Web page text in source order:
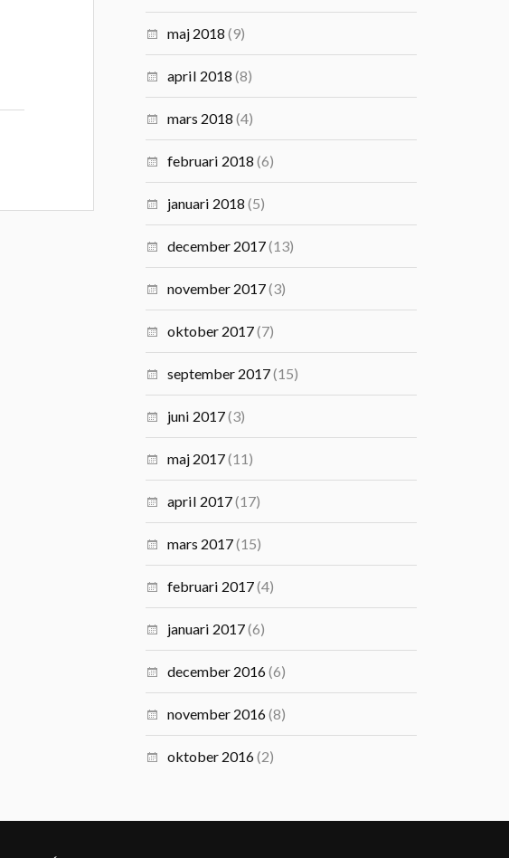
maj 2018 (9)
april 2018 (8)
mars 2018 (4)
februari 2018 (6)
januari 2018 (5)
december 2017(13)
november 2017(3)
oktober 2017(7)
september 2017(15)
juni 2017(3)
maj 2017(11)
april 2017(17)
mars 2017(15)
februari 2017(4)
januari 2017(6)
december 2016(6)
november 2016(8)
oktober 2016(2)